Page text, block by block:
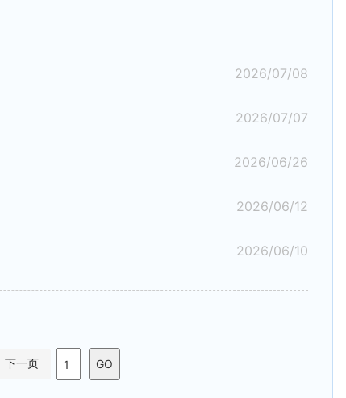
2026/07/08
2026/07/07
2026/06/26
2026/06/12
2026/06/10
下一页